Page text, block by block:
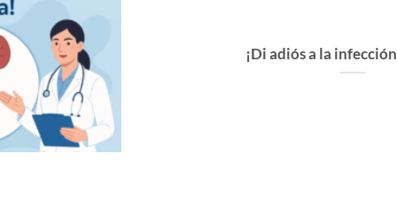
¡Di adiós a la